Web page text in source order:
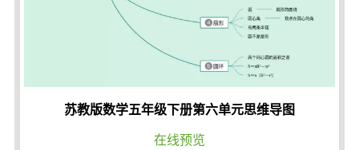
苏教版数学五年级下册第六单元思维导图
在线预览